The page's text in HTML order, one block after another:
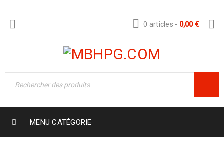
0 articles - 0,00€
MENU CATÉGORIE